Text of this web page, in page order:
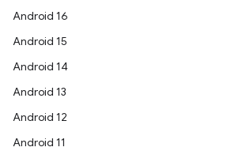
Android 16
Android 15
Android 14
Android 13
Android 12
Android 11